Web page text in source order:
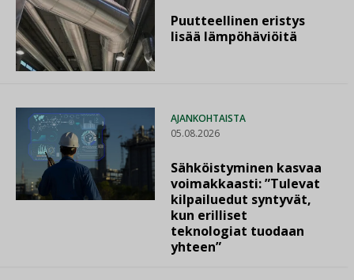
Puutteellinen eristys
lisää lämpöhäviöitä
AJANKOHTAISTA
05.08.2026
Sähköistyminen kasvaa
voimakkaasti: ”Tulevat
kilpailuedut syntyvät,
kun erilliset
teknologiat tuodaan
yhteen”